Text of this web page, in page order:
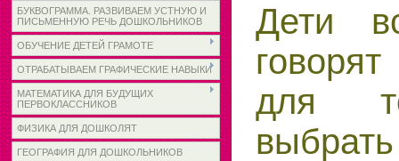
БУКВОГРАММА. РАЗВИВАЕМ УСТНУЮ И
ПИСЬМЕННУЮ РЕЧЬ ДОШКОЛЬНИКОВ
ОБУЧЕНИЕ ДЕТЕЙ ГРАМОТЕ
ОТРАБАТЫВАЕМ ГРАФИЧЕСКИЕ НАВЫКИ
МАТЕМАТИКА ДЛЯ БУДУЩИХ
ПЕРВОКЛАССНИКОВ
ФИЗИКА ДЛЯ ДОШКОЛЯТ
ГЕОГРАФИЯ ДЛЯ ДОШКОЛЬНИКОВ
Дети
для